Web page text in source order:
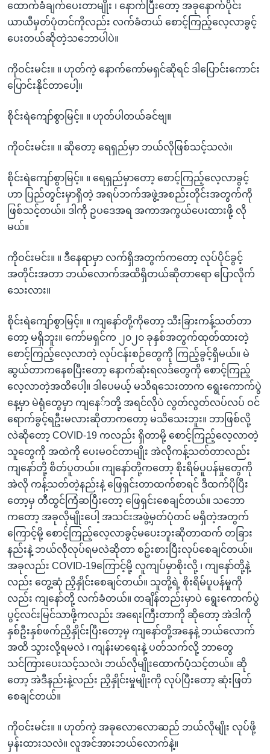
ထောက်ခံချက်ပေးတာမျိုး ၊ နောက်ပြီးတော့ အခုနောက်ပိုင်း
ယာယီမှတ်ပုံတင်ကိုလည်း လက်ခံတယ် စောင့်ကြည့်လေ့လာခွင့်
ပေးတယ်ဆိုတဲ့သဘောပါပဲ။
ကိုဝင်းမင်း။ ။ ဟုတ်ကဲ့ နောက်ကော်မရှင်ဆိုရင် ဒါပြောင်းကောင်း
ပြောင်းနိုင်တာပေါ့။
စိုင်းရဲကျော်စွာမြင့်။ ။ ဟုတ်ပါတယ်ခင်ဗျ။
ကိုဝင်းမင်း။ ။ ဆိုတော့ ရေရှည်မှာ ဘယ်လိုဖြစ်သင့်သလဲ။
စိုင်းရဲကျော်စွာမြင့်။ ။ ရေရှည်မှာတော့ စောင့်ကြည့်လေ့လာခွင့်
ဟာ ပြည်တွင်းမှာရှိတဲ့ အရပ်ဘက်အဖွဲ့အစည်းတိုင်းအတွက်ကို
ဖြစ်သင့်တယ်။ ဒါကို ဥပဒေအရ အကာအကွယ်ပေးထားဖို့ လို
မယ်။
ကိုဝင်းမင်း။ ။ ဒီနေရာမှာ လက်ရှိအတွက်ကတော့ လုပ်ပိုင်ခွင့်
အတိုင်းအတာ ဘယ်လောက်အထိရှိတယ်ဆိုတာရော ပြောလိုက်
သေးလား။
စိုင်းရဲကျော်စွာမြင့်။ ။ ကျနော်တို့ကိုတော့ သီးခြားကန့်သတ်တာ
တော့ မရှိဘူး။ ကော်မရှင်က ၂၀၂၀ ခုနှစ်အတွက်ထုတ်ထားတဲ့
စောင့်ကြည့်လေ့လာတဲ့ လုပ်ငန်းစဉ်တွေကို ကြည့်ခွင့်ရှိမယ်။ မဲ
ဆွယ်တာကနေစပြီးတော့ နောက်ဆုံးရလဒ်တွေကို စောင့်ကြည့်
လေ့လာတဲ့အထိပေါ့။ ဒါပေမယ့် မသိရသေးတာက ရွေးကောက်ပွဲ
နေ့မှာ မဲရုံတွေမှာ ကျနေ်ာတို့ အရင်လိုပဲ လွတ်လွတ်လပ်လပ် ဝင်
ရောက်ခွင့်ရဦးမလားဆိုတာကတော့ မသိသေးဘူး။ ဘာဖြစ်လို့
လဲဆိုတော့ COVID-19 ကလည်း ရှိတာမို့ စောင့်ကြည့်လေ့လာတဲ့
သူတွေကို အထဲကို ပေးမဝင်တာမျိုး အဲလိုကန့်သတ်တာလည်း
ကျနော်တို့ စိတ်ပူတယ်။ ကျနော်တို့ကတော့ စိုးရိမ်ပူပန်မှုတွေကို
အဲလို ကန့်သတ်တဲ့နည်းနဲ့ ဖြေရှင်းတာထက်စာရင် ဒီထက်ပိုပြီး
တော့မှ တီထွင်ကြံဆပြီးတော့ ဖြေရှင်းစေချင်တယ်။ သဘော
ကတော့ အခုလိုမျိုးပေါ့ အသင်းအဖွဲ့မှတ်ပုံတင် မရှိတဲ့အတွက်
ကြောင့်မို့ စောင့်ကြည့်လေ့လာခွင့်မပေးဘူးဆိုတာထက် တခြား
နည်းနဲ့ ဘယ်လိုလုပ်ရမလဲဆိုတာ စဥ်းစားပြီးလုပ်စေချင်တယ်။
အခုလည်း COVID-19ကြောင့်မို့ လူကျပ်မှာစိုးလို့ ၊ ကျနော်တို့နဲ့
လည်း တွေ့ဆုံ ညှိနှိုင်းစေချင်တယ်။ သူတို့ရဲ့ စိုးရိမ်ပူပန်မှုကို
လည်း ကျနော်တို့ လက်ခံတယ်။ တချိန်တည်းမှာပဲ ရွေးကောက်ပွဲ
ပွင့်လင်းမြင်သာဖို့ကလည်း အရေးကြီးတာကို ဆိုတော့ အဲဒါကို
နှစ်ဦးနှစ်ဖက်ညှိနှိုင်းပြီးတော့မှ ကျနော်တို့အနေနဲ့ ဘယ်လောက်
အထိ သွားလို့ရမလဲ ၊ ကျန်းမာရေးနဲ့ ပတ်သက်လို့ ဘာတွေ
သင်ကြားပေးသင့်သလဲ၊ ဘယ်လိုမျိုးထောက်ပံ့သင့်တယ်။ ဆို
တော့ အဲဒီနည်းနဲ့လည်း ညှိနှိုင်းမှုမျိုးကို လုပ်ပြီးတော့ ဆုံးဖြတ်
စေချင်တယ်။
ကိုဝင်းမင်း။ ။ ဟုတ်ကဲ့ အခုလောလောဆည် ဘယ်လိုမျိုး လုပ်ဖို့
မှန်းထားသလဲ။ လူအင်အားဘယ်လောက်နဲ့။